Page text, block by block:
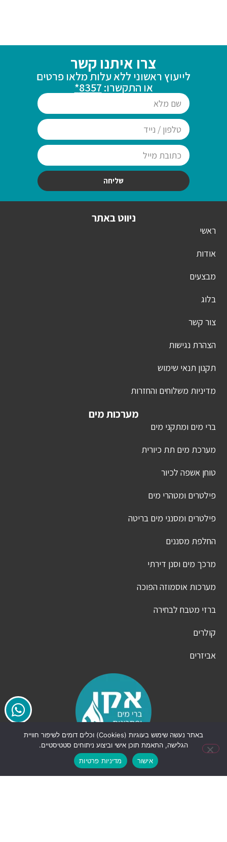
8357*
צרו איתנו קשר
לייעוץ ראשוני ללא עלות מלאו פרטים
או התקשרו: 8357*
שליחה
ניווט באתר
ראשי
אודות
מבצעים
בלוג
צור קשר
הצהרת נגישות
תקנון תנאי שימוש
מדיניות משלוחים והחזרות
מערכות מים
ברי מים ומתקני מים
מערכת מים תת כיורית
טוחן אשפה לכיור
פילטרים ומטהרי מים
פילטרים ומסנני מים בריטה
החלפת מסננים
מרכך מים וסנן דירתי
מערכות אוסמוזה הפוכה
ברזי מטבח לבחירה
קולרים
אביזרים
המומחים שלך למים נקיים וטעימים. אנו מציעים מגוון רחב של
ברי מים מתקדמים, מערכות תת כיורי חם קר ומוצרים
באתר נעשה שימוש בעוגיות (Cookies) וכלים דומים לשיפור חוויית
הגלישה, התאמת תוכן אישי וביצוע ניתוחים סטטיסטיים.
אישור
מדיניות פרטיות